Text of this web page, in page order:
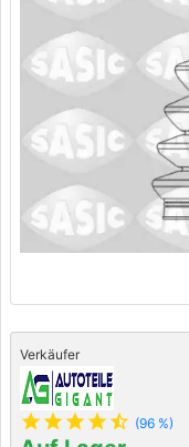
Verkäufer
star star star star star_half (96 %)